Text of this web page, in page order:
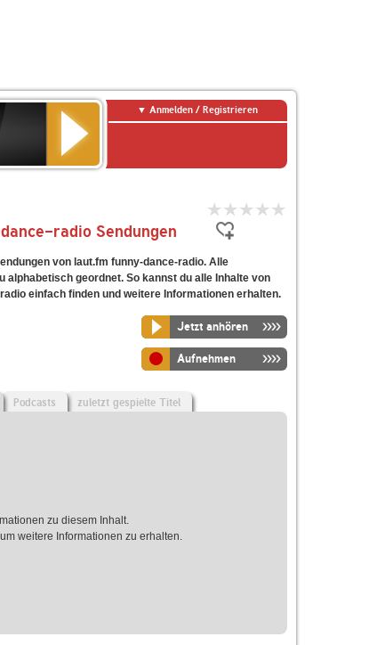
Anmelden / Registrieren
radio Sendungen
von laut.fm funny-dance-radio. Alle
alphabetisch geordnet. So kannst du alle Inhalte von
einfach finden und weitere Informationen erhalten.
Jetzt anhören
Aufnehmen
Podcasts zuletzt gespielte Titel
zu diesem Inhalt.
weitere Informationen zu erhalten.